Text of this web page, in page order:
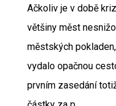
Ačkoliv je v době
většiny měst
městských
vydalo opačnou
prvním zasedání